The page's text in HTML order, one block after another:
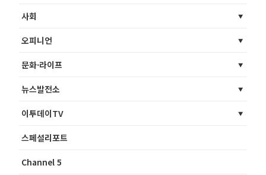
사회
오피니언
문화·라이프
뉴스발전소
이투데이TV
스페셜리포트
Channel 5